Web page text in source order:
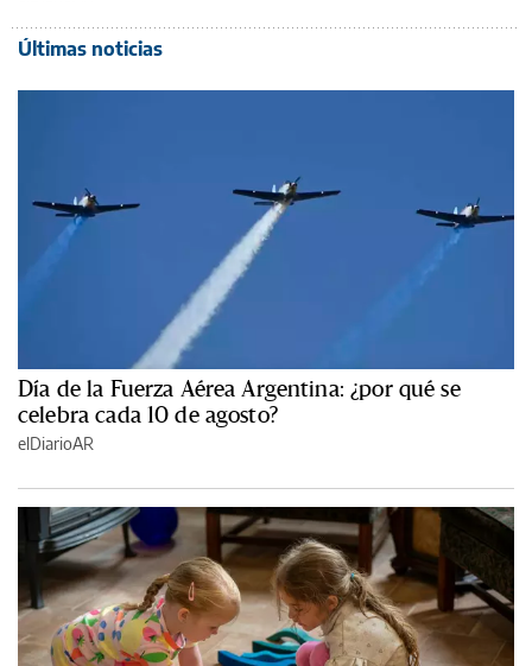
Últimas noticias
Día de la Fuerza Aérea Argentina: ¿por qué se
celebra cada 10 de agosto?
elDiarioAR